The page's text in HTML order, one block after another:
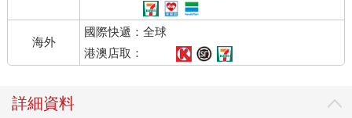
海外
國際快遞：全球
港澳店取：
詳細資料